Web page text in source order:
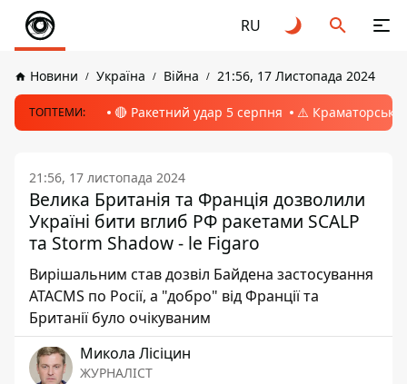
RU
Новини Україна Війна 21:56, 17 Листопада 2024
ТОПТЕМИ: 🔴 Ракетний удар 5 серпня ⚠️ Краматорськ,
21:56, 17 листопада 2024
Велика Британія та Франція дозволили
Україні бити вглиб РФ ракетами SCALP
та Storm Shadow - le Figaro
Вирішальним став дозвіл Байдена застосування
ATACMS по Росії, а "добро" від Франції та
Британії було очікуваним
Микола Лісіцин
ЖУРНАЛІСТ